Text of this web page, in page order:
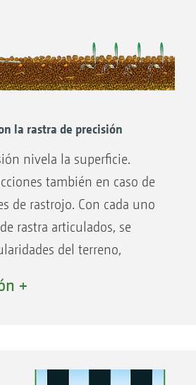
la rastra de precisión
nivela la superficie.
también en caso de
de rastrojo. Con cada uno
rastra articulados, se
del terreno,
en suelos sin paja como
+